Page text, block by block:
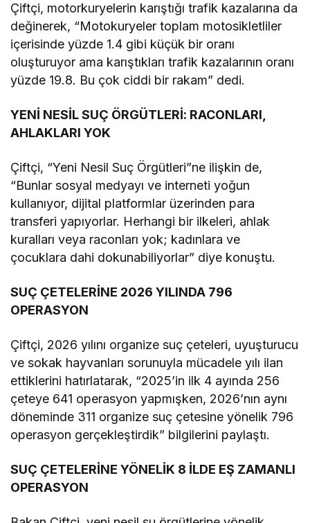
Çiftçi, motorkuryelerin karıştığı trafik kazalarına da
değinerek, “Motokuryeler toplam motosikletliler
içerisinde yüzde 1.4 gibi küçük bir oranı
oluşturuyor ama karıştıkları trafik kazalarının oranı
yüzde 19.8. Bu çok ciddi bir rakam” dedi.
YENİ NESİL SUÇ ÖRGÜTLERİ: RACONLARI,
AHLAKLARI YOK
Çiftçi, “Yeni Nesil Suç Örgütleri”ne ilişkin de,
“Bunlar sosyal medyayı ve interneti yoğun
kullanıyor, dijital platformlar üzerinden para
transferi yapıyorlar. Herhangi bir ilkeleri, ahlak
kuralları veya raconları yok; kadınlara ve
çocuklara dahi dokunabiliyorlar” diye konuştu.
SUÇ ÇETELERİNE 2026 YILINDA 796
OPERASYON
Çiftçi, 2026 yılını organize suç çeteleri, uyuşturucu
ve sokak hayvanları sorunuyla mücadele yılı ilan
ettiklerini hatırlatarak, “2025’in ilk 4 ayında 256
çeteye 641 operasyon yapmışken, 2026’nın aynı
döneminde 311 organize suç çetesine yönelik 796
operasyon gerçekleştirdik” bilgilerini paylaştı.
SUÇ ÇETELERİNE YÖNELİK 8 İLDE EŞ ZAMANLI
OPERASYON